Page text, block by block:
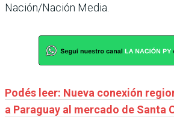
Nación/Nación Media.
Podés leer: Nueva conexión
a Paraguay al mercado de Santa